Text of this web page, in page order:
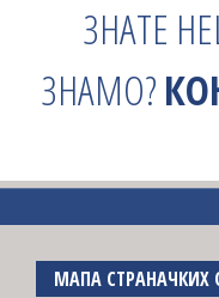
ЗНАТЕ
ЗНАМО?
МАПА СТРАНАЧКИХ